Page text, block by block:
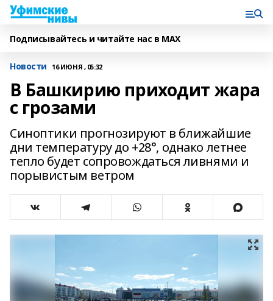
Подписывайтесь и читайте нас в MAX
Новости 16 ИЮНЯ , 05:32
В Башкирию приходит жара
с грозами
Синоптики прогнозируют в ближайшие
дни температуру до +28°, однако летнее
тепло будет сопровождаться ливнями и
порывистым ветром